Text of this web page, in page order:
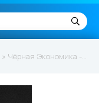
» Чёрная Экономика - Жить так (2021)